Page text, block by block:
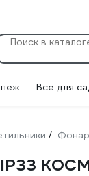
Всё для
/
IP33